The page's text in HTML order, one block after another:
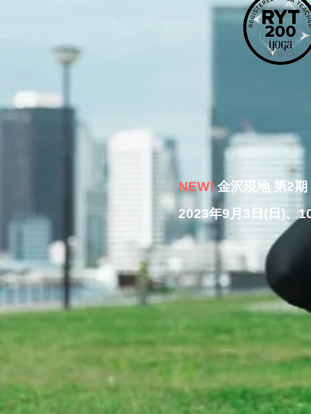
NEW!金沢現地 第2期
2023年9月3日(日)、